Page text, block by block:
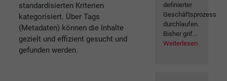
standardisierten Kriterien
kategorisiert. Über Tags
(Metadaten) können die Inhalte
gezielt und effizient gesucht und
gefunden werden.
definierter
Geschäftsprozess
durchlaufen.
Bisher grif...
Weiterlesen